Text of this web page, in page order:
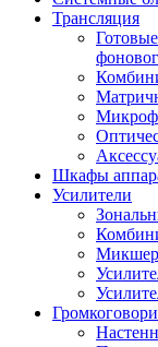
Трансляция
Шкафы
Усилители